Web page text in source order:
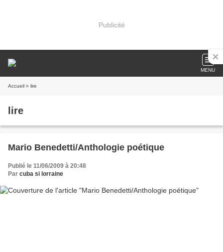
Publicité
MENU
Accueil » lire
lire
Mario Benedetti/Anthologie poétique
Publié le 11/06/2009 à 20:48
Par cuba si lorraine